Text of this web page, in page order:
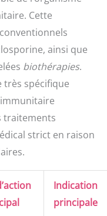
Cette
ainsi que
biothérapies.
très spécifique
traitements
strict en raison
Indication
principale